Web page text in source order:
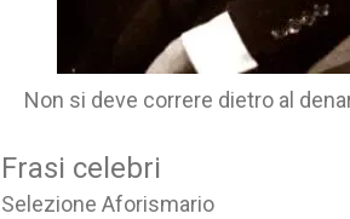
Non si deve correre dietro al
Frasi celebri
Selezione Aforismario